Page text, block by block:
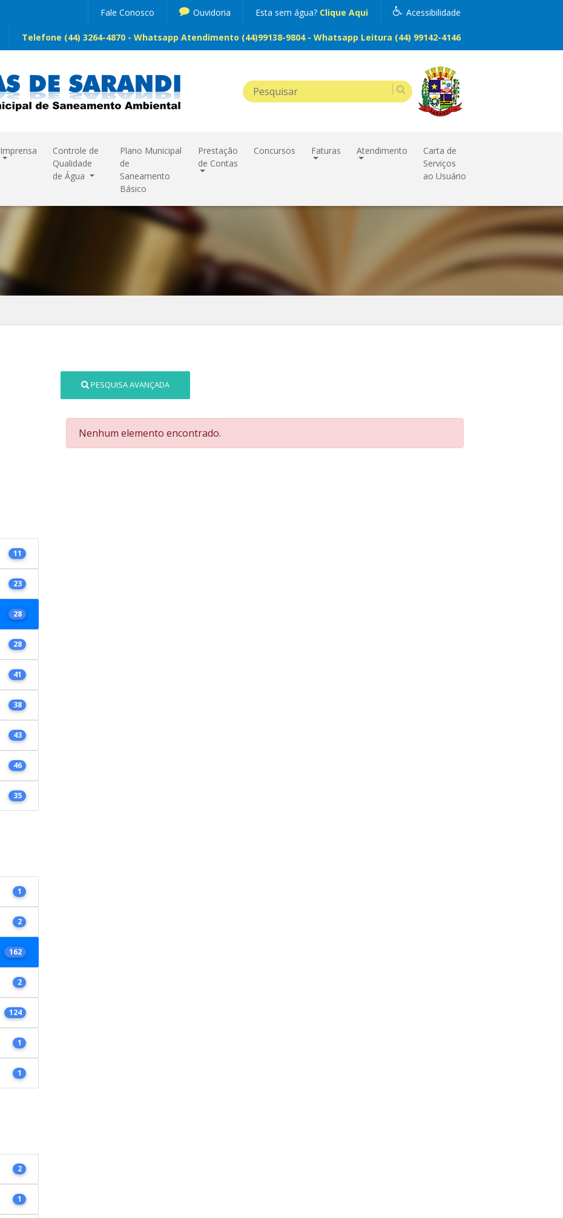
Acessibilidade
Esta sem água? Clique Aqui
Ouvidoria
Fale Conosco
Telefone (44) 3264-4870 - Whatsapp Atendimento (44)99138-9804 - Whatsapp Leitura (44) 99142-4146
Imprensa
Controle de
Qualidade
de Água
Plano Municipal
de
Saneamento
Básico
Prestação
de Contas
Concursos Faturas Atendimento
Carta de
Serviços
ao Usuário
11
23
28
28
41
38
43
46
35
1
2
162
2
124
1
1
2
1
PESQUISA AVANÇADA
Nenhum elemento encontrado.